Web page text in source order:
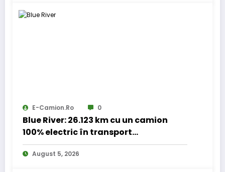
E-Camion.ro 0
Blue River: 26.123 km cu un camion
100% electric în transport
internațional
August 5, 2026